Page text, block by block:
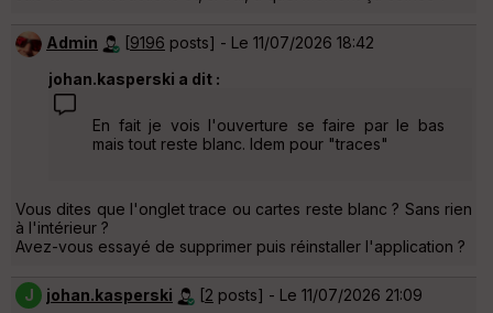
Admin [9196 posts] - Le 11/07/2026 18:42
johan.kasperski a dit :
En fait je vois l'ouverture se faire par le bas
mais tout reste blanc. Idem pour "traces"
Vous dites que l'onglet trace ou cartes reste blanc ? Sans rien
à l'intérieur ?
Avez-vous essayé de supprimer puis réinstaller l'application ?
J johan.kasperski [2 posts] - Le 11/07/2026 21:09